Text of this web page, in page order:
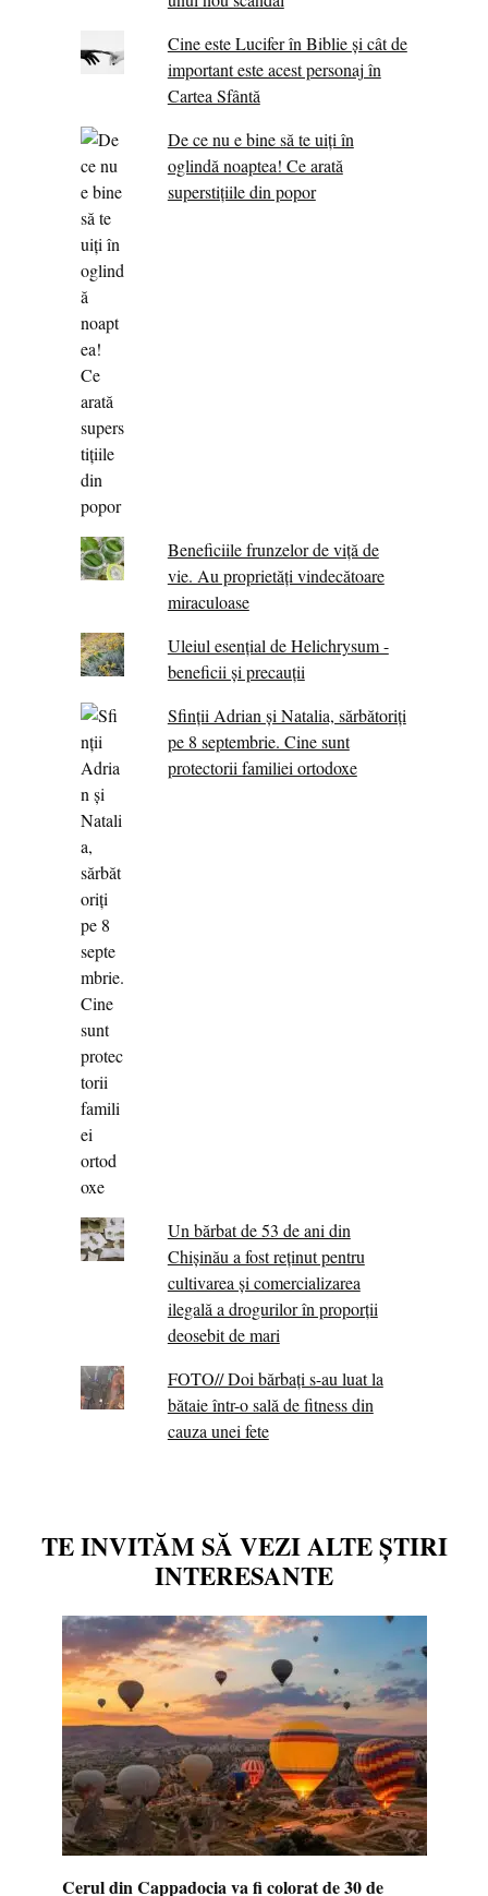
Cine este Lucifer în Biblie și cât de
important este acest personaj în
Cartea Sfântă
De ce nu e bine să te uiți în
oglindă noaptea! Ce arată
superstițiile din popor
Beneficiile frunzelor de viță de
vie. Au proprietăţi vindecătoare
miraculoase
Uleiul esențial de Helichrysum -
beneficii și precauții
Sfinții Adrian și Natalia, sărbătoriți
pe 8 septembrie. Cine sunt
protectorii familiei ortodoxe
Un bărbat de 53 de ani din
Chișinău a fost reținut pentru
cultivarea și comercializarea
ilegală a drogurilor în proporții
deosebit de mari
FOTO// Doi bărbați s-au luat la
bătaie într-o sală de fitness din
cauza unei fete
TE INVITĂM SĂ VEZI ALTE ȘTIRI
INTERESANTE
Cerul din Cappadocia va fi colorat de 30 de